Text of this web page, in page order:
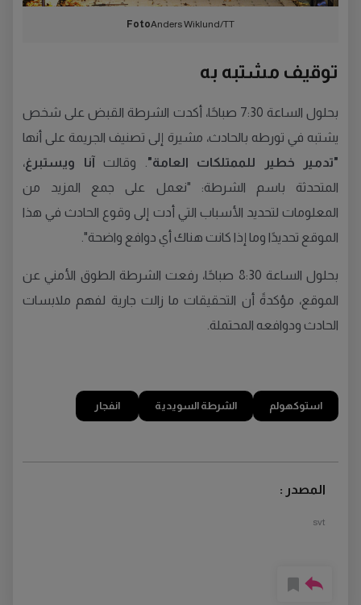
FotoAnders Wiklund/TT
توقيف مشتبه به
بحلول الساعة 7:30 صباحًا، أكدت الشرطة القبض على شخص
يشتبه في تورطه بالحادث، مشيرة إلى تصنيف الجريمة على أنها
"تدمير خطير للممتلكات العامة" . وقالت آنا ويستبرغ،
المتحدثة باسم الشرطة: "نعمل على جمع المزيد من
المعلومات لتحديد الأسباب التي أدت إلى وقوع الحادث في هذا
الموقع تحديدًا وما إذا كانت هناك أي دوافع واضحة".
بحلول الساعة 8:30 صباحًا، رفعت الشرطة الطوق الأمني عن
الموقع، مؤكدةً أن التحقيقات ما زالت جارية لفهم ملابسات
الحادث ودوافعه المحتملة.
استوكهولم الشرطة السويدية انفجار
المصدر :
svt